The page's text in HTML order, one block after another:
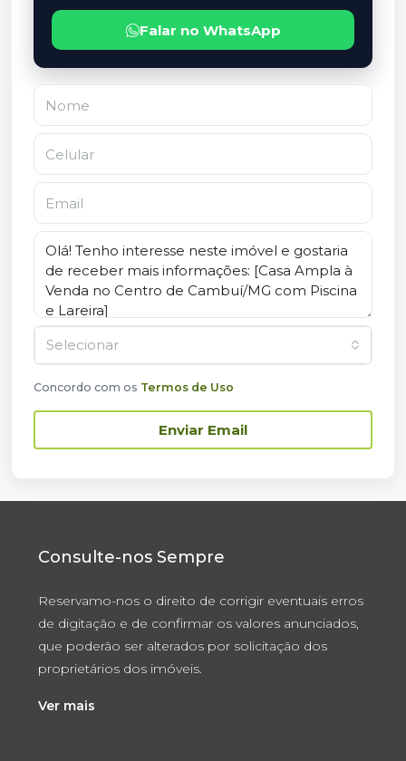
Falar no WhatsApp
Selecionar
Concordo com os Termos de Uso
Enviar Email
Consulte-nos Sempre
Reservamo-nos o direito de corrigir eventuais erros
de digitação e de confirmar os valores anunciados,
que poderão ser alterados por solicitação dos
proprietários dos imóveis.
Ver mais